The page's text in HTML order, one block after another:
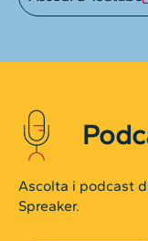
Ascolta i podcast
Spreaker.